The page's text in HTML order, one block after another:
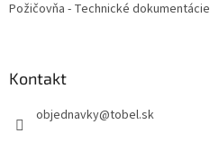
Požičovňa - Technické dokumentácie
Kontakt
objednavky@tobel.sk